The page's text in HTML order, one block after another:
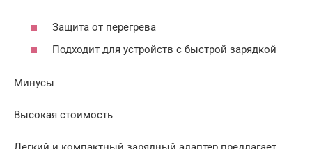
Защита от перегрева
Подходит для устройств с быстрой зарядкой
Минусы
Высокая стоимость